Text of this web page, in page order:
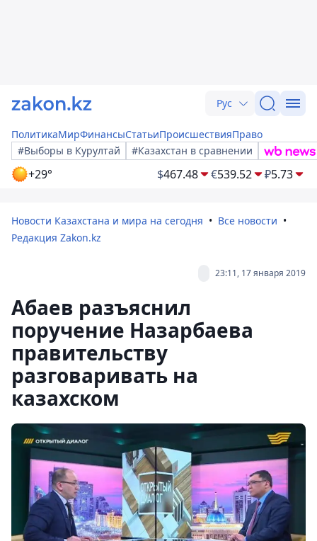
Рус
ПолитикаМирФинансыСтатьиПроисшествияПраво
#Выборы в Курултай
#Казахстан в сравнении
+29° $467.48 €539.52 ₽5.73
Новости Казахстана и мира на сегодня
Все новости
Редакция Zakon.kz
23:11, 17 января 2019
Абаев разъяснил
поручение Назарбаева
правительству
разговаривать на
казахском